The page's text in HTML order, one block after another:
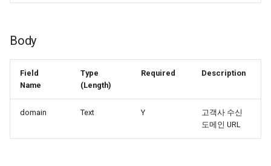
Body
Field
Name
Type
(Length)
Required Description
domain Text Y
고객사 수신
도메인 URL